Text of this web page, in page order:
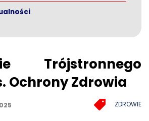
Trójstronnego
Ochrony Zdrowia
ZDROWIE